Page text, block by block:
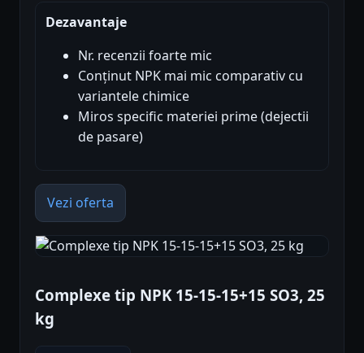
Dezavantaje
Nr. recenzii foarte mic
Conținut NPK mai mic comparativ cu
variantele chimice
Miros specific materiei prime (dejectii
de pasare)
Vezi oferta
Complexe tip NPK 15-15-15+15 SO3, 25
kg